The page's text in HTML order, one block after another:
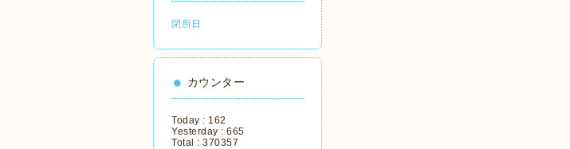
閉所日
カウンター
Today : 162
Yesterday : 665
Total : 370357